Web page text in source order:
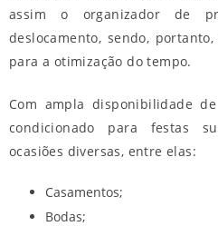
assim o organizador de
deslocamento, sendo,
para a otimização do tempo.
Com ampla disponibilidade
condicionado para festas
ocasiões diversas, entre elas:
Casamentos;
Bodas;